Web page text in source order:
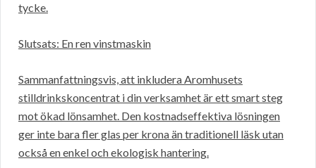
tycke.
Slutsats: En ren vinstmaskin
Sammanfattningsvis, att inkludera Aromhusets
stilldrinkskoncentrat i din verksamhet är ett smart steg
mot ökad lönsamhet. Den kostnadseffektiva lösningen
ger inte bara fler glas per krona än traditionell läsk utan
också en enkel och ekologisk hantering.